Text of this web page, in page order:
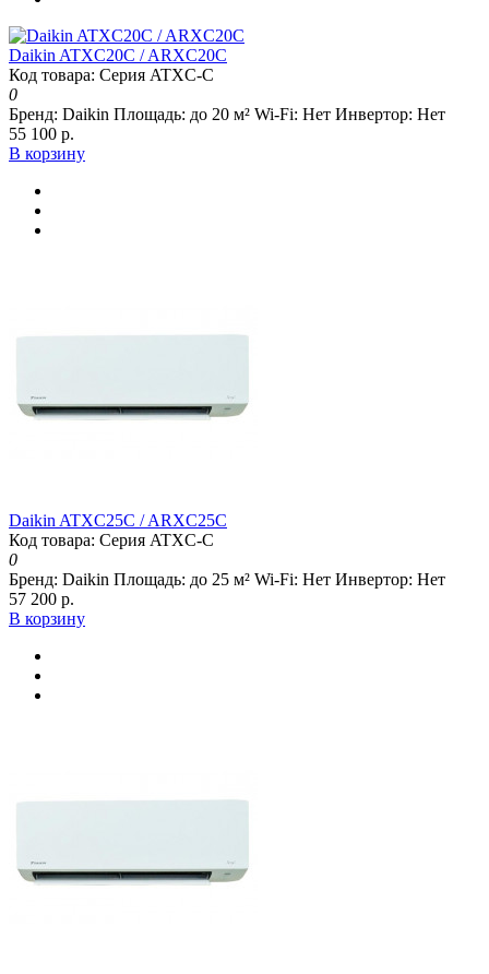
Daikin ATXC20C / ARXC20C
Код товара: Серия ATXC-C
0
Бренд: Daikin Площадь: до 20 м² Wi-Fi: Нет Инвертор: Нет
55 100 р.
В корзину
Daikin ATXC25C / ARXC25C
Код товара: Серия ATXC-C
0
Бренд: Daikin Площадь: до 25 м² Wi-Fi: Нет Инвертор: Нет
57 200 р.
В корзину